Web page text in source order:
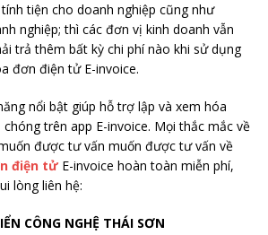
tiện cho doanh nghiệp cũng như
nghiệp; thì các đơn vị kinh doanh vẫn
trả thêm bất kỳ chi phí nào khi sử dụng
đơn điện tử E-invoice.
nổi bật giúp hỗ trợ lập và xem hóa
trên app E-invoice. Mọi thắc mắc về
được tư vấn muốn được tư vấn về
điện tửE-invoice hoàn toàn miễn phí,
lòng liên hệ:
CÔNG NGHỆ THÁI SƠN